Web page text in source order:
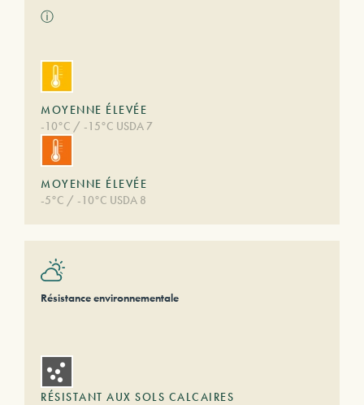
ⓘ
MOYENNE ÉLEVÉE
-10°C / -15°C USDA 7
MOYENNE ÉLEVÉE
-5°C / -10°C USDA 8
Résistance environnementale
RÉSISTANT AUX SOLS CALCAIRES